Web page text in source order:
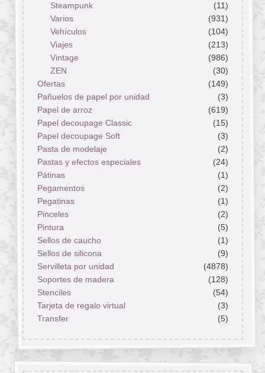
Steampunk
(11)
Varios
(931)
Vehículos
(104)
Viajes
(213)
Vintage
(986)
ZEN
(30)
Ofertas
(149)
Pañuelos de papel por unidad
(3)
Papel de arroz
(619)
Papel decoupage Classic
(15)
Papel decoupage Soft
(3)
Pasta de modelaje
(2)
Pastas y efectos especiales
(24)
Pátinas
(1)
Pegamentos
(2)
Pegatinas
(1)
Pinceles
(2)
Pintura
(5)
Sellos de caucho
(1)
Sellos de silicona
(9)
Servilleta por unidad
(4878)
Soportes de madera
(128)
Stenciles
(54)
Tarjeta de regalo virtual
(3)
Transfer
(5)